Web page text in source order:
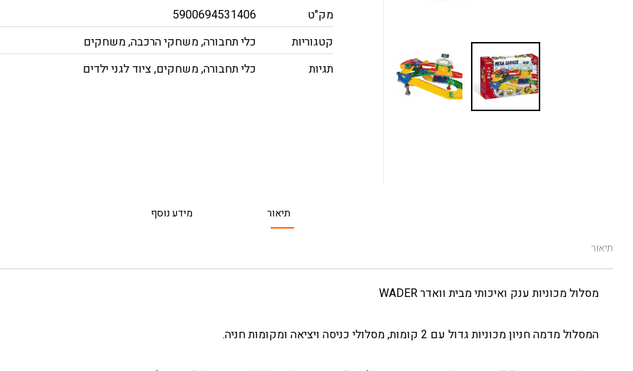
מק"ט
5900694531406
קטגוריות
כלי תחבורה,משחקי הרכבה,משחקים
תגיות
כלי תחבורה,משחקים,ציוד לגני ילדים
תיאור מידע נוסף
תיאור
מסלול מכוניות ענק ואיכותי מבית וואדר WADER
המסלול מדמה חניון מכוניות גדול עם 2 קומות, מסלולי כניסה ויציאה ומקומות חניה.